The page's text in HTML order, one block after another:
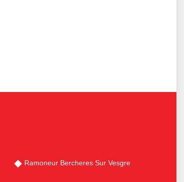
Ramoneur Bercheres Sur Vesgre